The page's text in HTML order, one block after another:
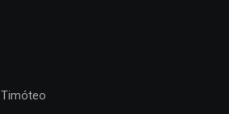
Timóteo